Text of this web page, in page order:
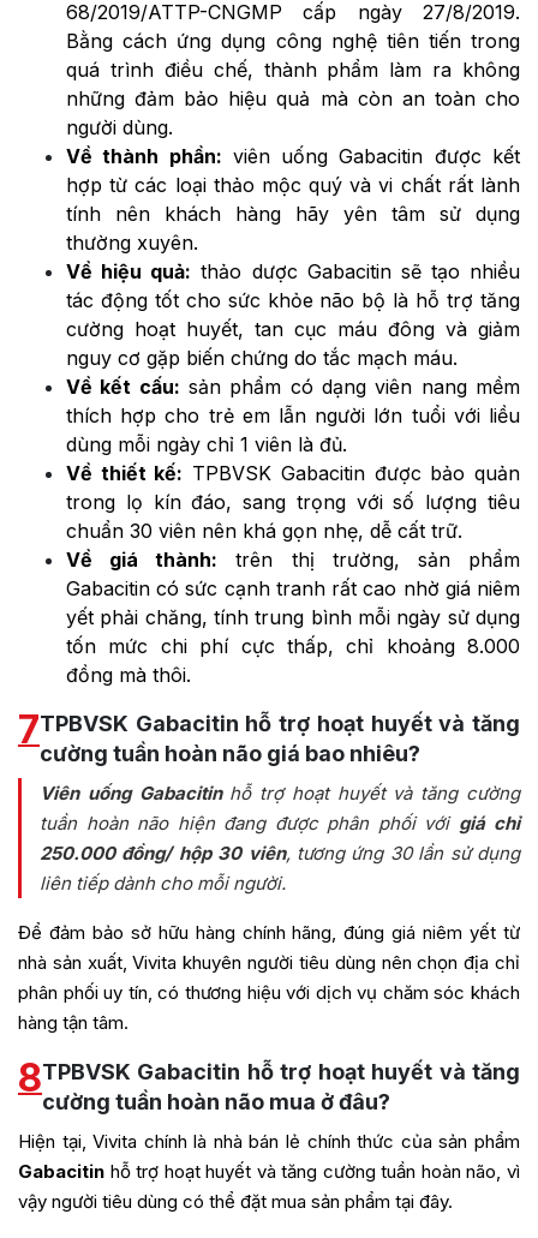
68/2019/ATTP-CNGMP cấp ngày 27/8/2019.
Bằng cách ứng dụng công nghệ tiên tiến trong
quá trình điều chế, thành phẩm làm ra không
những đảm bảo hiệu quả mà còn an toàn cho
người dùng.
Về thành phần: viên uống Gabacitin được kết
hợp từ các loại thảo mộc quý và vi chất rất lành
tính nên khách hàng hãy yên tâm sử dụng
thường xuyên.
Về hiệu quả: thảo dược Gabacitin sẽ tạo nhiều
tác động tốt cho sức khỏe não bộ là hỗ trợ tăng
cường hoạt huyết, tan cục máu đông và giảm
nguy cơ gặp biến chứng do tắc mạch máu.
Về kết cấu: sản phẩm có dạng viên nang mềm
thích hợp cho trẻ em lẫn người lớn tuổi với liều
dùng mỗi ngày chỉ 1 viên là đủ.
Về thiết kế: TPBVSK Gabacitin được bảo quản
trong lọ kín đáo, sang trọng với số lượng tiêu
chuẩn 30 viên nên khá gọn nhẹ, dễ cất trữ.
Về giá thành: trên thị trường, sản phẩm
Gabacitin có sức cạnh tranh rất cao nhờ giá niêm
yết phải chăng, tính trung bình mỗi ngày sử dụng
tốn mức chi phí cực thấp, chỉ khoảng 8.000
đồng mà thôi.
7TPBVSK Gabacitin hỗ trợ hoạt huyết và tăng
cường tuần hoàn não giá bao nhiêu?
Viên uống Gabacitinhỗ trợ hoạt huyết và tăng cường
tuần hoàn não hiện đang được phân phối với giá chỉ
250.000 đồng/ hộp 30 viên, tương ứng 30 lần sử dụng
liên tiếp dành cho mỗi người.
Để đảm bảo sở hữu hàng chính hãng, đúng giá niêm yết từ
nhà sản xuất, Vivita khuyên người tiêu dùng nên chọn địa chỉ
phân phối uy tín, có thương hiệu với dịch vụ chăm sóc khách
hàng tận tâm.
8TPBVSK Gabacitin hỗ trợ hoạt huyết và tăng
cường tuần hoàn não mua ở đâu?
Hiện tại, Vivita chính là nhà bán lẻ chính thức của sản phẩm
Gabacitin hỗ trợ hoạt huyết và tăng cường tuần hoàn não, vì
vậy người tiêu dùng có thể đặt mua sản phẩm tại đây.